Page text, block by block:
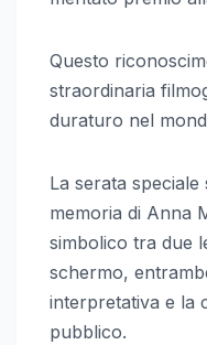
Questo
straordinaria
duraturo nel
La serata
memoria di Anna
simbolico tra due
schermo,
interpretativa e la
pubblico.